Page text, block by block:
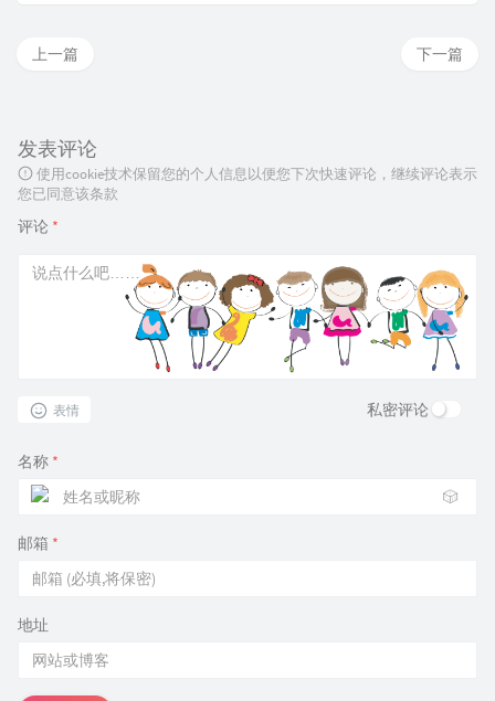
下一篇
上一篇
发表评论
使用cookie技术保留您的个人信息以便您下次快速评论，继续评论表示
您已同意该条款
评论 *
表情 私密评论
名称 *
🎲
邮箱 *
地址